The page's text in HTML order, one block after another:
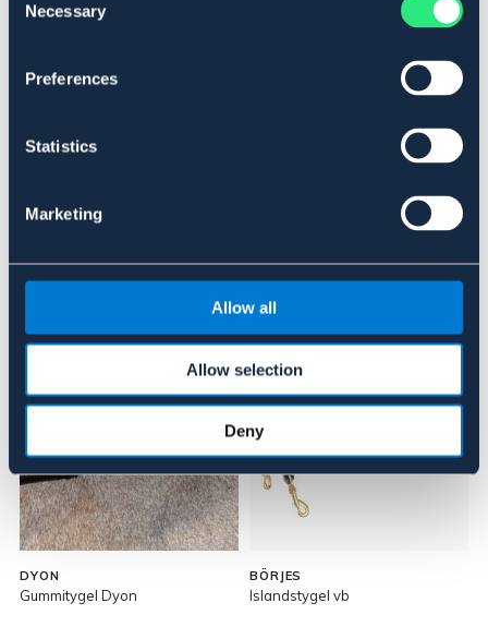
Selection
Necessary
Preferences
Statistics
Marketing
Allow all
Allow selection
Deny
SVART
Se lager i butik
Recensioner
Liknande produkter
DYON
Gummitygel Dyon
BÖRJES
Islandstygel vb